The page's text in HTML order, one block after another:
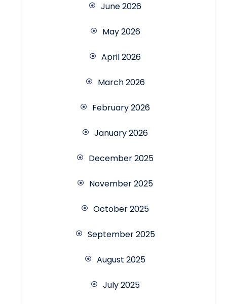
June 2026
May 2026
April 2026
March 2026
February 2026
January 2026
December 2025
November 2025
October 2025
September 2025
August 2025
July 2025